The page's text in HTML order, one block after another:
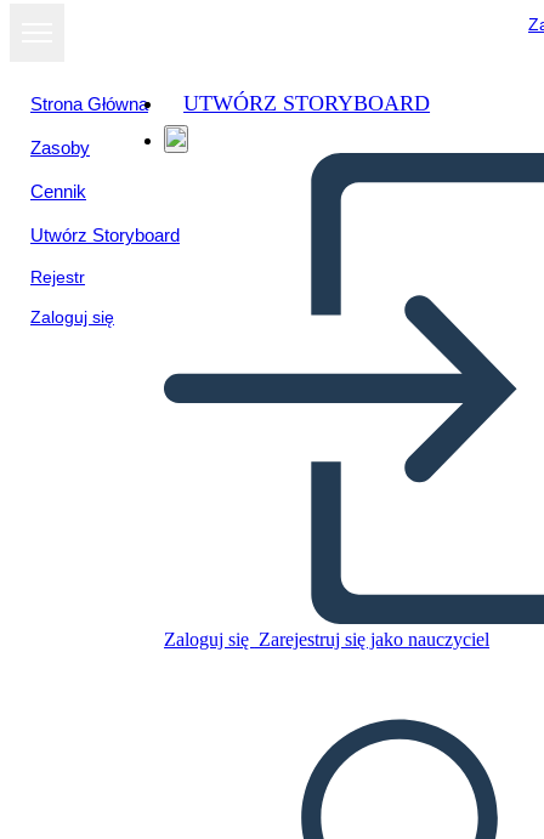
Strona Główna
Zasoby
Cennik
Utwórz Storyboard
Rejestr
Zaloguj się
UTWÓRZ STORYBOARD
Zaloguj się Zarejestruj się jako nauczyciel
Skopiuj tę scenorys
ODTWARZANIE POKAZU SLAJDÓW
PRZECZYTAJ MI
Wyświetl jako
pokaz slajdów